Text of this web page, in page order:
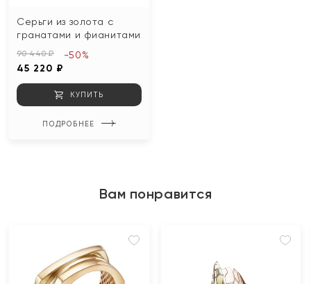
Серьги из золота с
гранатами и фианитами
90 440 ₽
45 220 ₽
-50%
КУПИТЬ
ПОДРОБНЕЕ
Вам понравится